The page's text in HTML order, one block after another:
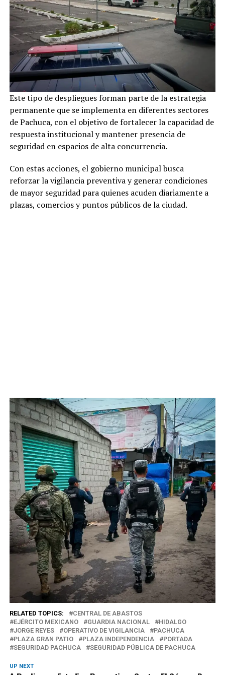
Este tipo de despliegues forman parte de la estrategia
permanente que se implementa en diferentes sectores
de Pachuca, con el objetivo de fortalecer la capacidad de
respuesta institucional y mantener presencia de
seguridad en espacios de alta concurrencia.
Con estas acciones, el gobierno municipal busca
reforzar la vigilancia preventiva y generar condiciones
de mayor seguridad para quienes acuden diariamente a
plazas, comercios y puntos públicos de la ciudad.
RELATED TOPICS:
CENTRAL DE ABASTOS
EJÉRCITO MEXICANO
GUARDIA NACIONAL
HIDALGO
JORGE REYES
OPERATIVO DE VIGILANCIA
PACHUCA
PLAZA GRAN PATIO
PLAZA INDEPENDENCIA
PORTADA
SEGURIDAD PACHUCA
SEGURIDAD PÚBLICA DE PACHUCA
UP NEXT